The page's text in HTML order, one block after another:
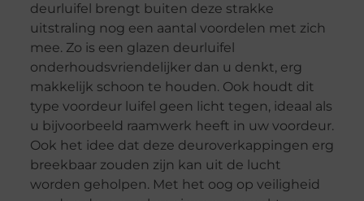
deurluifel brengt buiten deze strakke
uitstraling nog een aantal voordelen met zich
mee. Zo is een glazen deurluifel
onderhoudsvriendelijker dan u denkt, erg
makkelijk schoon te houden. Ook houdt dit
type voordeur luifel geen licht tegen, ideaal als
u bijvoorbeeld raamwerk heeft in uw voordeur.
Ook het idee dat deze deuroverkappingen erg
breekbaar zouden zijn kan uit de lucht
worden geholpen. Met het oog op veiligheid